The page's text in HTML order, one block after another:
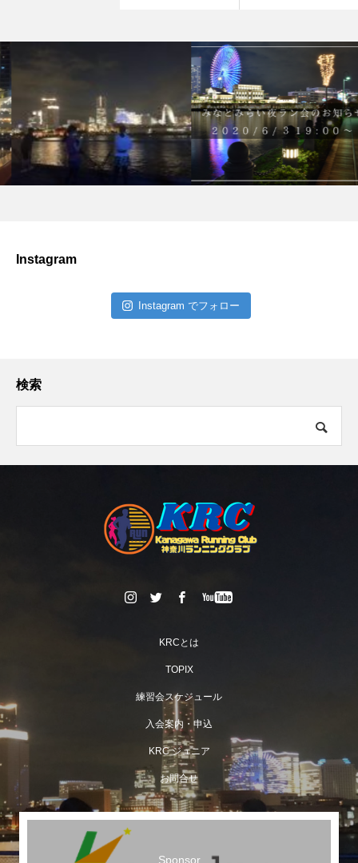
Instagram
Instagram でフォロー
検索
KRCとは
TOPIX
練習会スケジュール
入会案内・申込
KRC ジュニア
お問合せ
Sponsor